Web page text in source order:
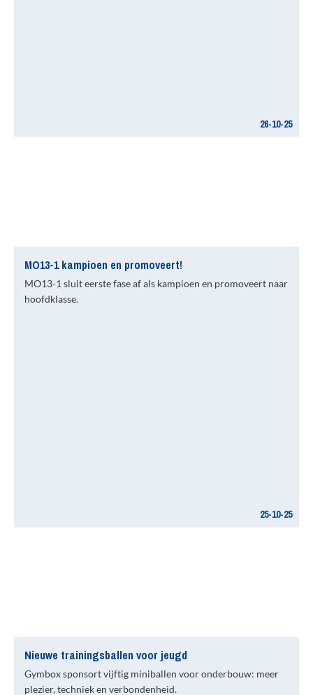
26-10-25
MO13-1 kampioen en promoveert!
MO13-1 sluit eerste fase af als kampioen en promoveert naar
hoofdklasse.
25-10-25
Nieuwe trainingsballen voor jeugd
Gymbox sponsort vijftig miniballen voor onderbouw: meer
plezier, techniek en verbondenheid.